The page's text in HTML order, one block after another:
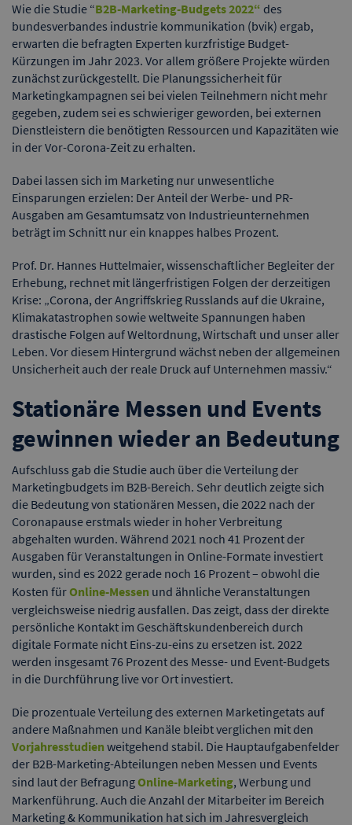
Wie die Studie “B2B-Marketing-Budgets 2022“ des
bundesverbandes industrie kommunikation (bvik) ergab,
erwarten die befragten Experten kurzfristige Budget-
Kürzungen im Jahr 2023. Vor allem größere Projekte würden
zunächst zurückgestellt. Die Planungssicherheit für
Marketingkampagnen sei bei vielen Teilnehmern nicht mehr
gegeben, zudem sei es schwieriger geworden, bei externen
Dienstleistern die benötigten Ressourcen und Kapazitäten wie
in der Vor-Corona-Zeit zu erhalten.
Dabei lassen sich im Marketing nur unwesentliche
Einsparungen erzielen: Der Anteil der Werbe- und PR-
Ausgaben am Gesamtumsatz von Industrieunternehmen
beträgt im Schnitt nur ein knappes halbes Prozent.
Prof. Dr. Hannes Huttelmaier, wissenschaftlicher Begleiter der
Erhebung, rechnet mit längerfristigen Folgen der derzeitigen
Krise: „Corona, der Angriffskrieg Russlands auf die Ukraine,
Klimakatastrophen sowie weltweite Spannungen haben
drastische Folgen auf Weltordnung, Wirtschaft und unser aller
Leben. Vor diesem Hintergrund wächst neben der allgemeinen
Unsicherheit auch der reale Druck auf Unternehmen massiv.“
Stationäre Messen und Events
gewinnen wieder an Bedeutung
Aufschluss gab die Studie auch über die Verteilung der
Marketingbudgets im B2B-Bereich. Sehr deutlich zeigte sich
die Bedeutung von stationären Messen, die 2022 nach der
Coronapause erstmals wieder in hoher Verbreitung
abgehalten wurden. Während 2021 noch 41 Prozent der
Ausgaben für Veranstaltungen in Online-Formate investiert
wurden, sind es 2022 gerade noch 16 Prozent – obwohl die
Kosten fürOnline-Messen und ähnliche Veranstaltungen
vergleichsweise niedrig ausfallen. Das zeigt, dass der direkte
persönliche Kontakt im Geschäftskundenbereich durch
digitale Formate nicht Eins-zu-eins zu ersetzen ist. 2022
werden insgesamt 76 Prozent des Messe- und Event-Budgets
in die Durchführung live vor Ort investiert.
Die prozentuale Verteilung des externen Marketingetats auf
andere Maßnahmen und Kanäle bleibt verglichen mit den
Vorjahresstudien weitgehend stabil. Die Hauptaufgabenfelder
der B2B-Marketing-Abteilungen neben Messen und Events
sind laut der BefragungOnline-Marketing, Werbung und
Markenführung. Auch die Anzahl der Mitarbeiter im Bereich
Marketing & Kommunikation hat sich im Jahresvergleich